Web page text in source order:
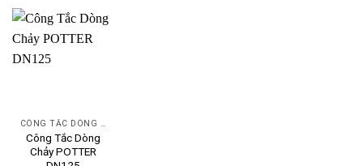
CÔNG TẮC DÒNG CHẢY POTTER - USA
Công Tắc Dòng
Chảy POTTER